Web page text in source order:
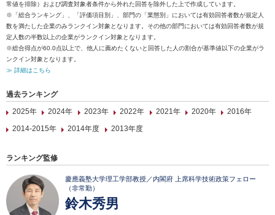
常値を排除）および調査対象者条件から外れた回答を除外した上で作成しています。
※「総合ランキング」、「評価項目別」、部門の「業態別」においては有効回答者数が規定人
数を満たした企業のみランクイン対象となります。その他の部門においては有効回答者数が規
定人数の半数以上の企業がランクイン対象となります。
※総合得点が60.0点以上で、他人に薦めたくないと回答した人の割合が基準値以下の企業がラ
ンクイン対象となります。
≫ 詳細はこちら
過去ランキング
2025年
2024年 2023年 2022年 2021年 2020年
2016年
2014-2015年
2014年度 2013年度
ランキング監修
慶應義塾大学理工学部教授／内閣府 上席科学技術政策フェロー
（非常勤）
鈴木秀男